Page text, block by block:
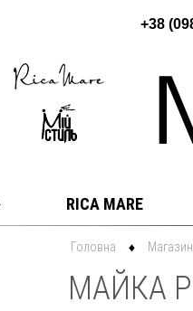
+38
RICA MARE
Головна Магазин
МАЙКА